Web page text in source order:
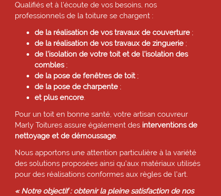
Qualifiés et à l’écoute de vos besoins, nos
professionnels de la toiture se chargent :
de la réalisation de vos travaux de couverture ;
de la réalisation de vos travaux de zinguerie ;
de l’isolation de votre toit et de l’isolation des
combles ;
de la pose de fenêtres de toit ;
de la pose de charpente ;
et plus encore.
Pour un toit en bonne santé, votre artisan couvreur
Marly Toitures assure également des interventions de
nettoyage et de démoussage.
Nous apportons une attention particulière à la variété
des solutions proposées ainsi qu’aux matériaux utilisés
pour des réalisations conformes aux règles de l’art.
« Notre objectif : obtenir la pleine satisfaction de nos